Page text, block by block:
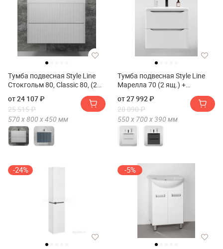
Тумба подвесная Style Line
Стокгольм 80, Classic 80, (2
ящ.) PUSH + Умывальник
Andrea Classic 800x450x154
от 24 107 ₽
25 515 ₽
570 х800 х450 мм
Тумба подвесная Style Line
Марелла 70 (2 ящ.) +
Умывальник Марелла Люкс
700х400
от 27 992 ₽
28 090 ₽
550 х 700 х390 мм
-24% -5%